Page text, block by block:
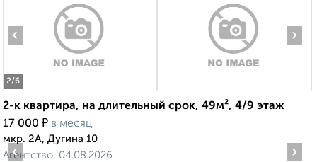
2/6
‹ ›
2-к квартира, на длительный срок, 49м², 4/9 этаж
17 000 ₽ в месяц
мкр. 2А, Дугина 10
Агентство, 04.08.2026
‹ ›